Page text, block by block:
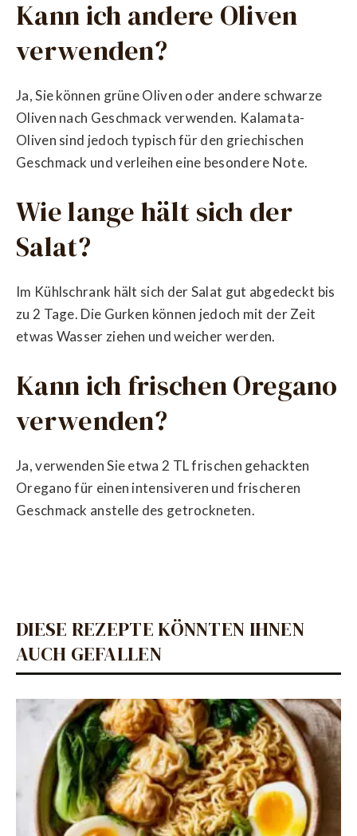
Kann ich andere Oliven
verwenden?
Ja, Sie können grüne Oliven oder andere schwarze
Oliven nach Geschmack verwenden. Kalamata-
Oliven sind jedoch typisch für den griechischen
Geschmack und verleihen eine besondere Note.
Wie lange hält sich der
Salat?
Im Kühlschrank hält sich der Salat gut abgedeckt bis
zu 2 Tage. Die Gurken können jedoch mit der Zeit
etwas Wasser ziehen und weicher werden.
Kann ich frischen Oregano
verwenden?
Ja, verwenden Sie etwa 2 TL frischen gehackten
Oregano für einen intensiveren und frischeren
Geschmack anstelle des getrockneten.
DIESE REZEPTE KÖNNTEN IHNEN
AUCH GEFALLEN